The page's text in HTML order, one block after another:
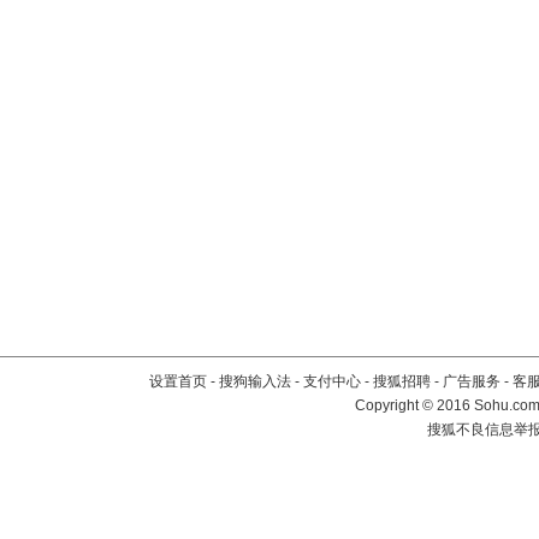
设置首页 - 搜狗输入法 - 支付中心 - 搜狐招聘 - 广告服务 - 客
Copyright©2016
搜狐不良信息举